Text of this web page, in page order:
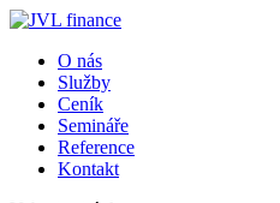
O nás
Služby
Ceník
Semináře
Reference
Kontakt